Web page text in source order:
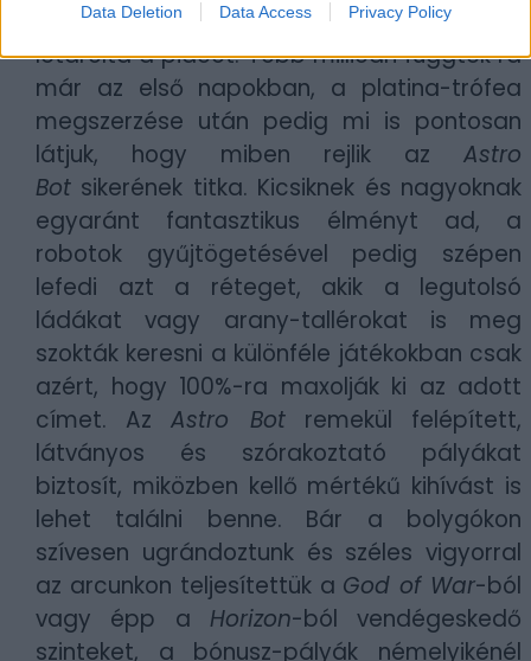
Data Deletion Data Access Privacy Policy
megjelenés napja, az Astro Botpedig
letarolta a piacot. Több millióan függtek rá
már az első napokban, a platina-trófea
megszerzése után pedig mi is pontosan
látjuk, hogy miben rejlik az Astro
Bot sikerének titka. Kicsiknek és nagyoknak
egyaránt fantasztikus élményt ad, a
robotok gyűjtögetésével pedig szépen
lefedi azt a réteget, akik a legutolsó
ládákat vagy arany-tallérokat is meg
szokták keresni a különféle játékokban csak
azért, hogy 100%-ra maxolják ki az adott
címet. AzAstro Botremekül felépített,
látványos és szórakoztató pályákat
biztosít, miközben kellő mértékű kihívást is
lehet találni benne. Bár a bolygókon
szívesen ugrándoztunk és széles vigyorral
az arcunkon teljesítettük a God of War-ból
vagy épp a Horizon-ból vendégeskedő
szinteket, a bónusz-pályák némelyikénél